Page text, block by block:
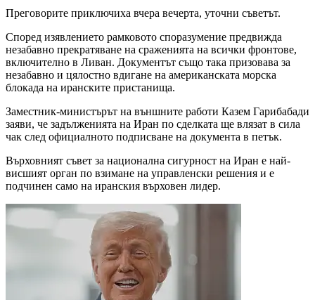
Преговорите приключиха вчера вечерта, уточни съветът.
Според изявлението рамковото споразумение предвижда
незабавно прекратяване на сраженията на всички фронтове,
включително в Ливан. Документът също така призовава за
незабавно и цялостно вдигане на американската морска
блокада на иранските пристанища.
Заместник-министърът на външните работи Казем Гарибабади
заяви, че задълженията на Иран по сделката ще влязат в сила
чак след официалното подписване на документа в петък.
Върховният съвет за национална сигурност на Иран е най-
висшият орган по взимане на управленски решения и е
подчинен само на иранския върховен лидер.